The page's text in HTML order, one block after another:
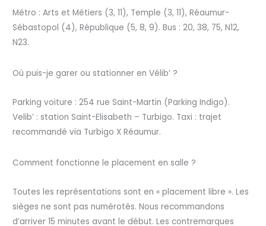
Métro : Arts et Métiers (3, 11), Temple (3, 11), Réaumur-
Sébastopol (4), République (5, 8, 9). Bus : 20, 38, 75, N12,
N23.
Où puis-je garer ou stationner en Vélib’ ?
Parking voiture : 254 rue Saint-Martin (Parking Indigo).
Velib’ : station Saint-Elisabeth – Turbigo. Taxi : trajet
recommandé via Turbigo X Réaumur.
Comment fonctionne le placement en salle ?
Toutes les représentations sont en « placement libre ». Les
sièges ne sont pas numérotés. Nous recommandons
d’arriver 15 minutes avant le début. Les contremarques